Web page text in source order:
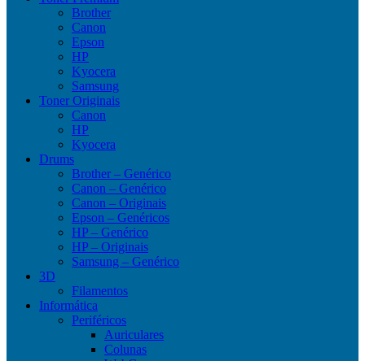
Brother
Canon
Epson
HP
Kyocera
Samsung
Toner Originais
Canon
HP
Kyocera
Drums
Brother – Genérico
Canon – Genérico
Canon – Originais
Epson – Genéricos
HP – Genérico
HP – Originais
Samsung – Genérico
3D
Filamentos
Informática
Periféricos
Auriculares
Colunas